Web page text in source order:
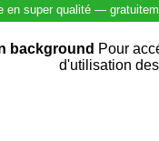
en super qualité —
background Pour
d'utilisation